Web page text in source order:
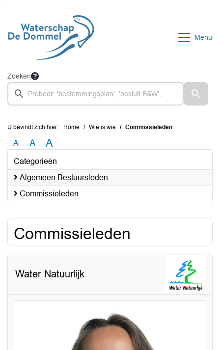
Menu
Zoeken
U bevindt zich hier: Home Wie is wie Commissieleden
A A A
Categorieën
Algemeen Bestuursleden
Commissieleden
Commissieleden
Water Natuurlijk